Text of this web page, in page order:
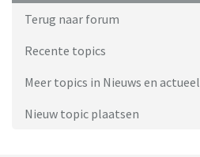
Terug naar forum
Recente topics
Meer topics in Nieuws en actueel
Nieuw topic plaatsen